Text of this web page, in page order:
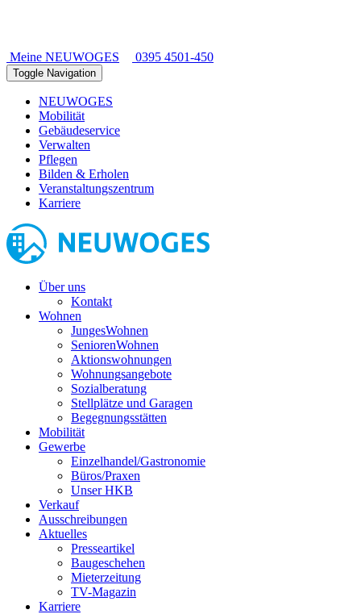
Meine NEUWOGES 0395 4501-450
Toggle Navigation
NEUWOGES
Mobilität
Gebäudeservice
Verwalten
Pflegen
Bilden & Erholen
Veranstaltungszentrum
Karriere
Über uns
Kontakt
Wohnen
JungesWohnen
SeniorenWohnen
Aktionswohnungen
Wohnungsangebote
Sozialberatung
Stellplätze und Garagen
Begegnungsstätten
Mobilität
Gewerbe
Einzelhandel/Gastronomie
Büros/Praxen
Unser HKB
Verkauf
Ausschreibungen
Aktuelles
Presseartikel
Baugeschehen
Mieterzeitung
TV-Magazin
Karriere